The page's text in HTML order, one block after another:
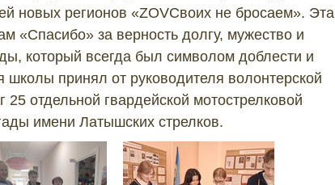
новых регионов «ZOVCвоих не бросаем». Эта
«Спасибо» за верность долгу, мужество и
который всегда был символом доблести и
принял от руководителя волонтерской
отдельной гвардейской мотострелковой
имени Латышских стрелков.